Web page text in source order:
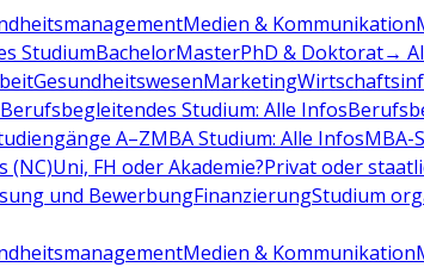
Medien & Kommunikation
StudiumBachelorMasterPhD & Doktorat→
GesundheitswesenMarketing
Berufsbegleitendes Studium: Alle Infos
A–ZMBA Studium: Alle InfosMBA-
(NC)Uni, FH oder Akademie?Privat oder
und BewerbungFinanzierungStudium
Medien & Kommunikation